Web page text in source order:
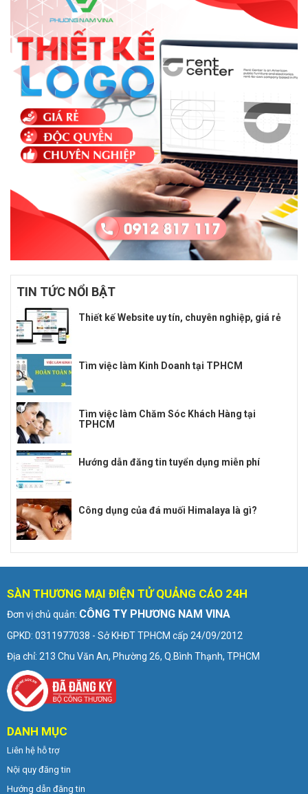
TIN TỨC NỔI BẬT
Thiết kế Website uy tín, chuyên nghiệp, giá rẻ
Tìm việc làm Kinh Doanh tại TPHCM
Tìm việc làm Chăm Sóc Khách Hàng tại
TPHCM
Hướng dẫn đăng tin tuyển dụng miễn phí
Công dụng của đá muối Himalaya là gì?
SÀN THƯƠNG MẠI ĐIỆN TỬ QUẢNG CÁO 24H
Đơn vị chủ quản: CÔNG TY PHƯƠNG NAM VINA
GPKD: 0311977038 - Sở KHĐT TPHCM cấp 24/09/2012
Địa chỉ: 213 Chu Văn An, Phường 26, Q.Bình Thạnh, TPHCM
DANH MỤC
Liên hệ hỗ trợ
Nội quy đăng tin
Hướng dẫn đăng tin